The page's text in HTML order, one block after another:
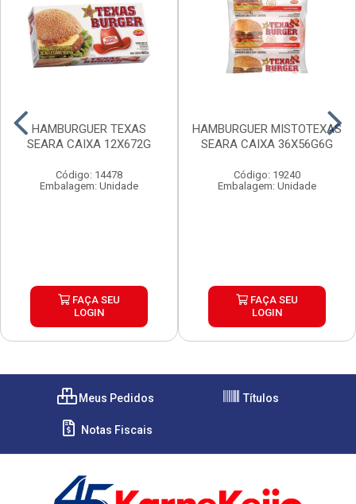
HAMBURGUER TEXAS
SEARA CAIXA 12X672G
Código: 14478
Embalagem: Unidade
FAÇA SEU
LOGIN
HAMBURGUER MISTOTEXAS
SEARA CAIXA 36X56G6G
Código: 19240
Embalagem: Unidade
FAÇA SEU
LOGIN
Meus Pedidos Títulos
Notas Fiscais